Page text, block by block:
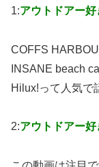
1:アウトドアー好
COFFS
INSANE beach
Hilux!って人気で
2:アウトドアー好